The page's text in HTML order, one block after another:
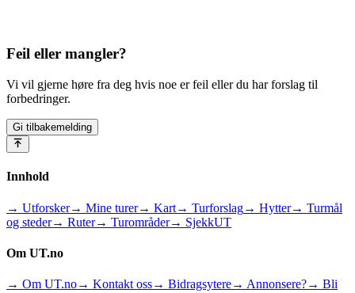
Feil eller mangler?
Vi vil gjerne høre fra deg hvis noe er feil eller du har forslag til
forbedringer.
Gi tilbakemelding
Innhold
→ Utforsker→ Mine turer→ Kart→ Turforslag→ Hytter→ Turmål
og steder→ Ruter→ Turområder→ SjekkUT
Om UT.no
→ Om UT.no→ Kontakt oss→ Bidragsytere→ Annonsere?→ Bli